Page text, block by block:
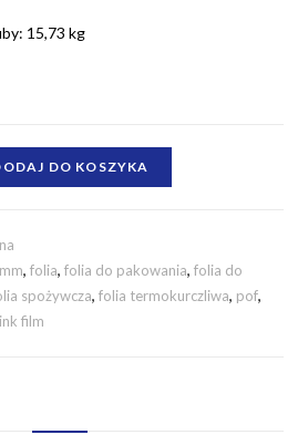
15,73 kg
DO KOSZYKA
,folia,folia do pakowania,folia do
spożywcza,folia termokurczliwa, pof,
film